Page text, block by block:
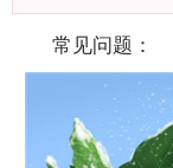
常见问题：